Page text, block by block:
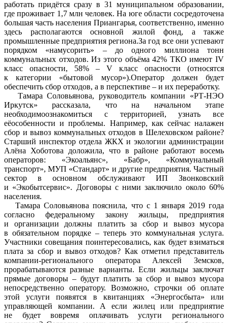
работать придётся сразу в 31 муниципальном образовании,
где проживает 1,7 млн человек. На юге области сосредоточена
большая часть населения Приангарья, соответственно, именно
здесь располагаются основной жилой фонд, а также
промышленные предприятия региона.За год все они успевают
порядком «намусорить» – до одного миллиона тонн
коммунальных отходов. Из этого объёма 42% ТКО имеют IV
класс опасности, 58% – V класс опасности (относятся
к категории «бытовой мусор»).Оператор должен будет
обеспечить сбор отходов, а в перспективе – и их переработку.
Тамара Соловьянова, руководитель компании «РТ-НЭО
Иркутск» рассказала, что на начальном этапе
необходимоознакомиться с территорией, узнать все
еёособенности и проблемы. Например, как сейчас налажен
сбор и вывоз коммунальных отходов в Шелеховском районе?
Старший инспектор отдела ЖКХ и экологии администрации
Алёна Хоботова доложила, что в районе работают восемь
операторов: «Экоальянс», «Бабр», «Коммунальный
транспорт», МУП «Стандарт» и другие предприятия. Частный
сектор в основном обслуживают ИП Звонковский
и «Экобытсервис». Договоры с ними заключило около 60%
населения.
Тамара Соловьянова пояснила, что с 1 января 2019 года
согласно федеральному закону жильцы, предприятия
и организации должны платить за сбор и вывоз мусора
в обязательном порядке – теперь это коммунальная услуга.
Участники совещания поинтересовались, как будет взиматься
плата за сбор и вывоз отходов? Как отметил представитель
компании-регионального оператора Алексей Земсков,
прорабатываются разные варианты. Если жильцы заключат
прямые договоры – будут платить за сбор и вывоз мусора
непосредственно оператору. Возможно, строчки об оплате
этой услуги появятся в квитанциях «Энергосбыта» или
управляющей компании. А если жилец или предприятие
не будет вовремя оплачивать услуги регионального